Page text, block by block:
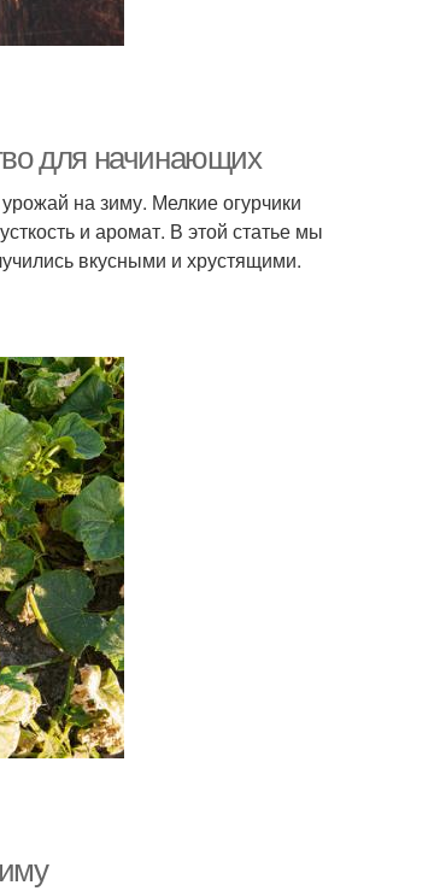
для начинающих
на зиму. Мелкие огурчики
и аромат. В этой статье мы
вкусными и хрустящими.